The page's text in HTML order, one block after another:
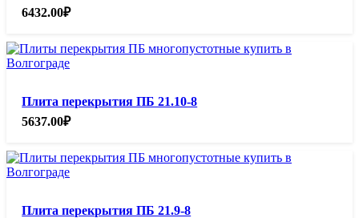
6432.00₽
Плита перекрытия ПБ 21.10-8
5637.00₽
Плита перекрытия ПБ 21.9-8